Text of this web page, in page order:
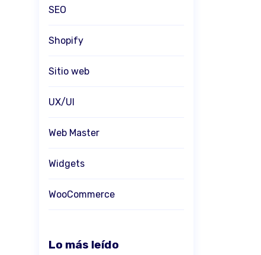
SEO
Shopify
Sitio web
UX/UI
Web Master
Widgets
WooCommerce
Lo más leído